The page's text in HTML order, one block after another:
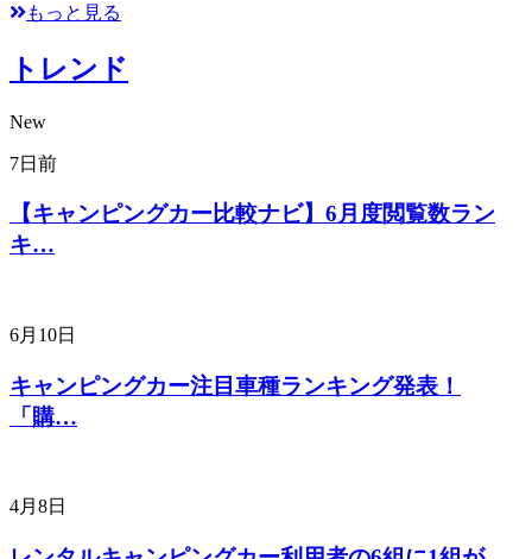
もっと見る
トレンド
New
7日前
【キャンピングカー比較ナビ】6月度閲覧数ラン
キ…
6月10日
キャンピングカー注目車種ランキング発表！
「購…
4月8日